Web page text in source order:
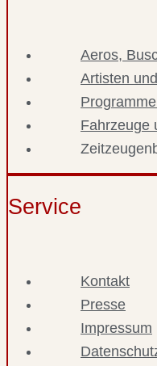
Aeros,
Artisten
Fahrzeuge
Service
Kontakt
Presse
Impressum